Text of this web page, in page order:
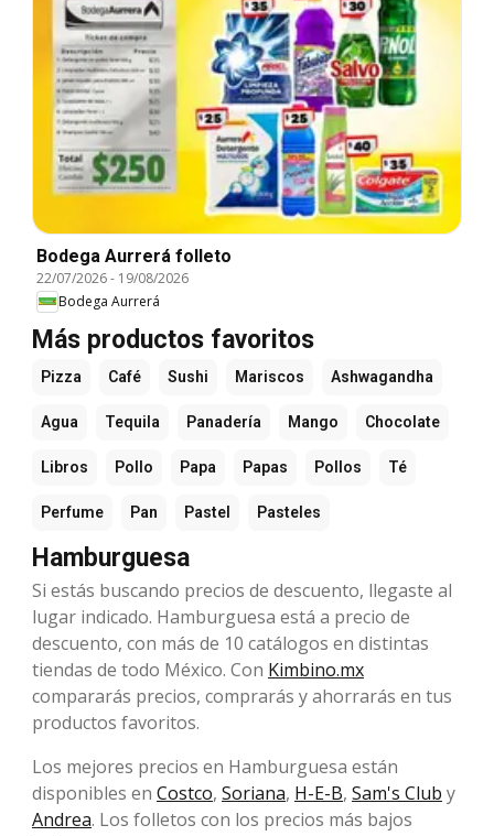
Bodega Aurrerá folleto
22/07/2026- 19/08/2026
Bodega Aurrerá
Más productos favoritos
Pizza Café Sushi Mariscos Ashwagandha
Agua Tequila Panadería Mango Chocolate
Libros Pollo Papa Papas Pollos Té
Perfume Pan Pastel Pasteles
Hamburguesa
Si estás buscando precios de descuento, llegaste al
lugar indicado. Hamburguesa está a precio de
descuento, con más de 10 catálogos en distintas
tiendas de todo México. Con Kimbino.mx
compararás precios, comprarás y ahorrarás en tus
productos favoritos.
Los mejores precios en Hamburguesa están
disponibles en Costco, Soriana, H-E-B, Sam's Club y
Andrea. Los folletos con los precios más bajos